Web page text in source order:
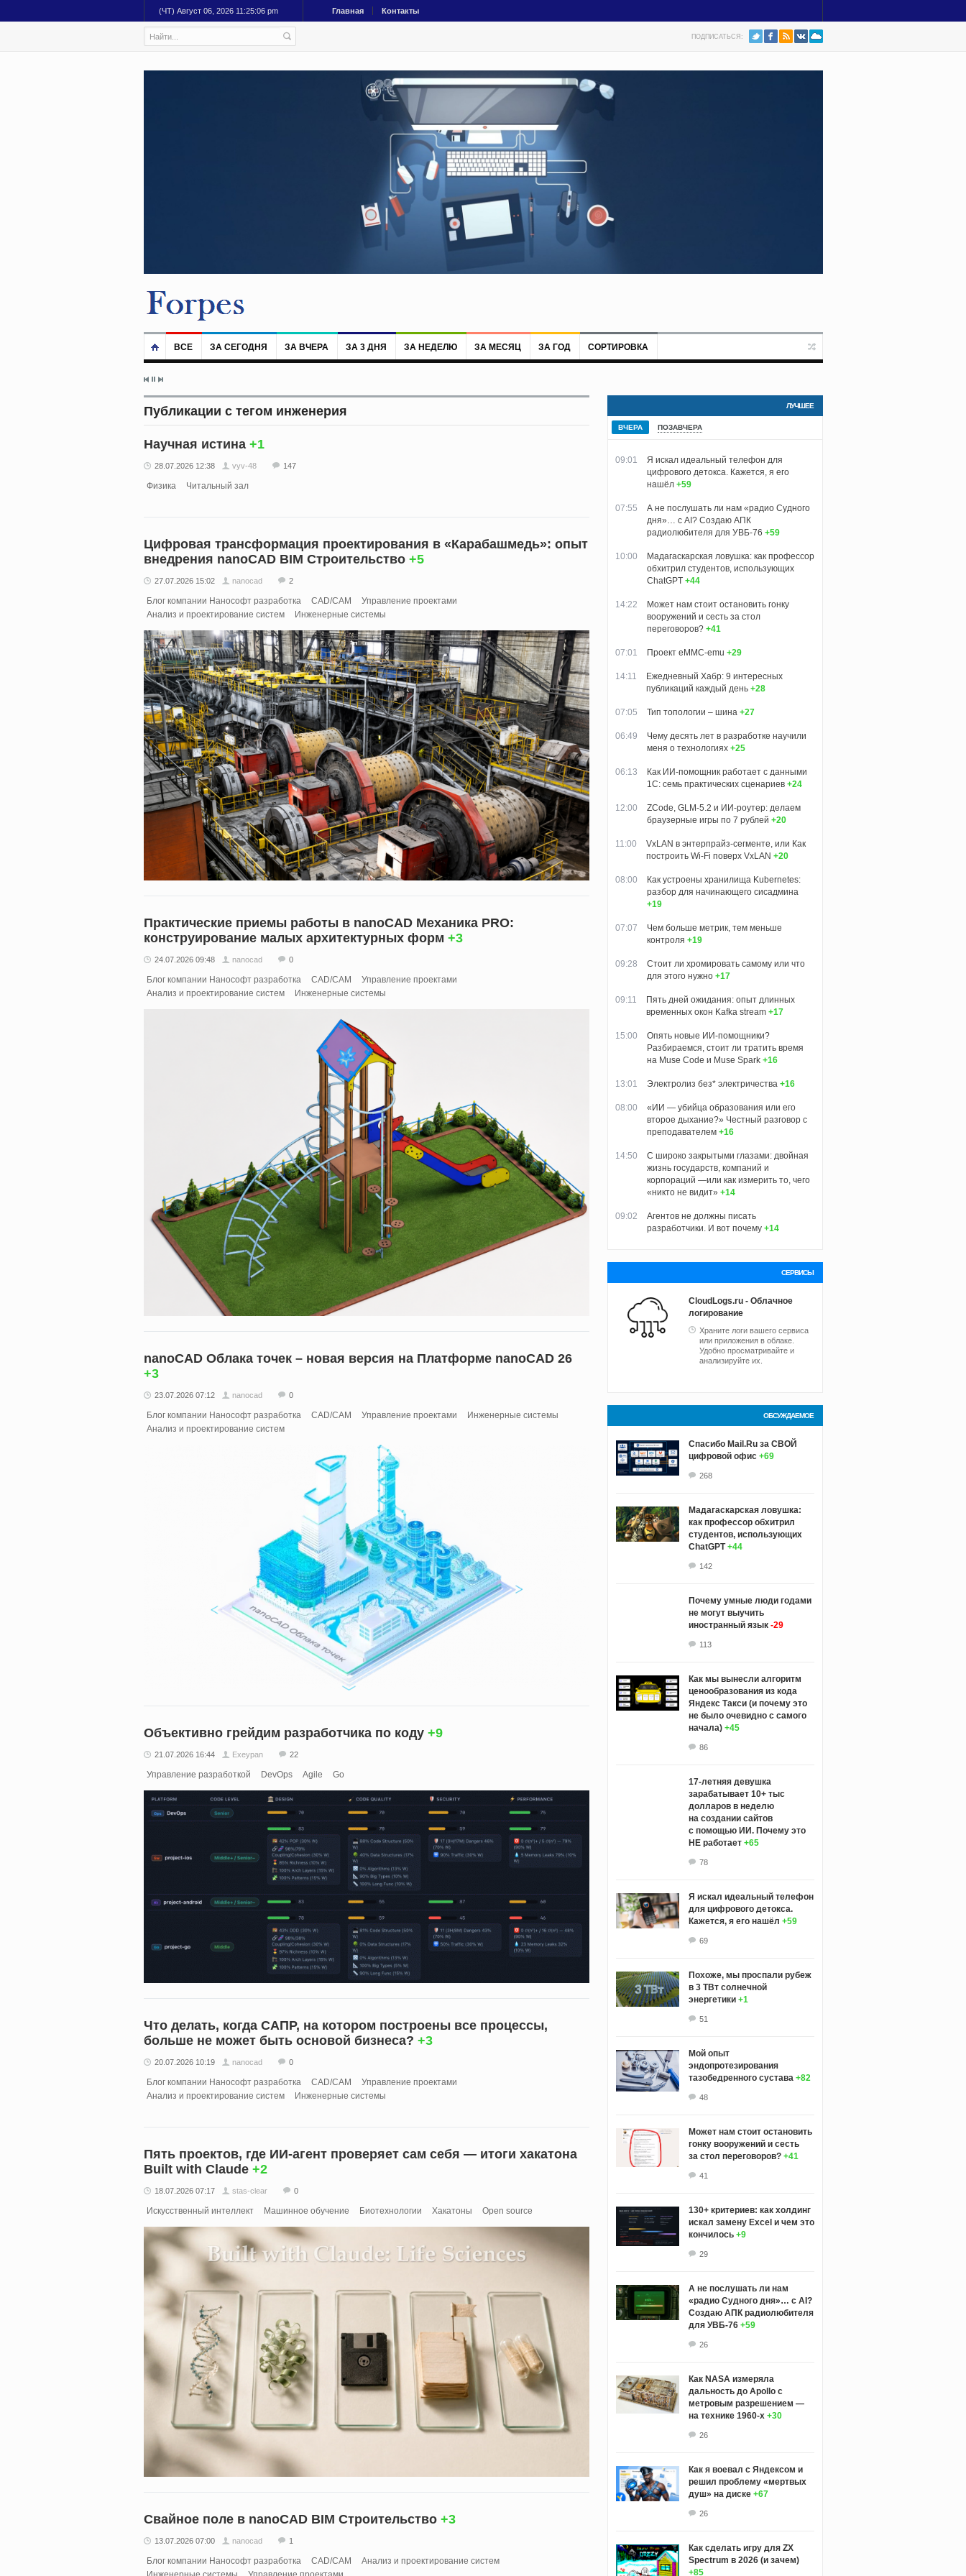
(ЧТ) Август 06, 2026 11:25:07 pm Главная Контакты
ПОДПИСАТЬСЯ:
ВСЕ ЗА СЕГОДНЯ ЗА ВЧЕРА ЗА 3 ДНЯ ЗА НЕДЕЛЮ ЗА МЕСЯЦ ЗА ГОД СОРТИРОВКА
Публикации с тегом инженерия
Научная истина +1
28.07.2026 12:38 vyv-48 147
Физика Читальный зал
Цифровая трансформация проектирования в «Карабашмедь»: опыт
внедрения nanoCAD BIM Строительство +5
27.07.2026 15:02 nanocad 2
Блог компании Нанософт разработка CAD/CAM
Управление проектами
Анализ и проектирование систем
Инженерные системы
Практические приемы работы в nanoCAD Механика PRO:
конструирование малых архитектурных форм +3
24.07.2026 09:48 nanocad 0
Блог компании Нанософт разработка CAD/CAM
Управление проектами
Анализ и проектирование систем
Инженерные системы
nanoCAD Облака точек – новая версия на Платформе nanoCAD 26
+3
23.07.2026 07:12 nanocad 0
Блог компании Нанософт разработка CAD/CAM Управление проектами
Инженерные системы
Анализ и проектирование систем
Объективно грейдим разработчика по коду +9
21.07.2026 16:44 Exeypan 22
Управление разработкой DevOps Agile Go
Что делать, когда САПР, на котором построены все процессы,
больше не может быть основой бизнеса? +3
20.07.2026 10:19 nanocad 0
Блог компании Нанософт разработка CAD/CAM
Управление проектами
Анализ и проектирование систем
Инженерные системы
Пять проектов, где ИИ-агент проверяет сам себя — итоги хакатона
Built with Claude +2
18.07.2026 07:17 stas-clear 0
Искусственный интеллект Машинное обучение Биотехнологии Хакатоны Open source
Свайное поле в nanoCAD BIM Строительство +3
13.07.2026 07:00 nanocad 1
Блог компании Нанософт разработка CAD/CAM
Анализ и проектирование систем
ЛУЧШЕЕ
ВЧЕРА ПОЗАВЧЕРА
09:01
Я искал идеальный телефон для
цифрового детокса. Кажется, я его
нашёл +59
07:55
А не послушать ли нам «радио Судного
дня»… с AI? Создаю АПК
радиолюбителя для УВБ-76 +59
10:00
Мадагаскарская ловушка: как профессор
обхитрил студентов, использующих
ChatGPT +44
14:22
Может нам стоит остановить гонку
вооружений и сесть за стол
переговоров? +41
07:01 Проект eMMC-emu +29
14:11
Ежедневный Хабр: 9 интересных
публикаций каждый день +28
07:05 Тип топологии – шина +27
06:49
Чему десять лет в разработке научили
меня о технологиях +25
06:13
Как ИИ-помощник работает с данными
1С: семь практических сценариев +24
12:00
ZCode, GLM-5.2 и ИИ-роутер: делаем
браузерные игры по 7 рублей +20
11:00
VxLAN в энтерпрайз-сегменте, или Как
построить Wi-Fi поверх VxLAN +20
08:00
Как устроены хранилища Kubernetes:
разбор для начинающего сисадмина
+19
07:07
Чем больше метрик, тем меньше
контроля +19
09:28
Стоит ли хромировать самому или что
для этого нужно +17
09:11
Пять дней ожидания: опыт длинных
временных окон Kafka stream +17
15:00
Опять новые ИИ-помощники?
Разбираемся, стоит ли тратить время
на Muse Code и Muse Spark +16
13:01 Электролиз без* электричества +16
08:00
«ИИ — убийца образования или его
второе дыхание?» Честный разговор с
преподавателем +16
14:50
С широко закрытыми глазами: двойная
жизнь государств, компаний и
корпораций —или как измерить то, чего
«никто не видит» +14
09:02
Агентов не должны писать
разработчики. И вот почему +14
СЕРВИСЫ
CloudLogs.ru - Облачное
логирование
Храните логи вашего сервиса
или приложения в облаке.
Удобно просматривайте и
анализируйте их.
ОБСУЖДАЕМОЕ
Спасибо Mail.Ru за СВОЙ
цифровой офис +69
268
Мадагаскарская ловушка:
как профессор обхитрил
студентов, использующих
ChatGPT +44
142
Почему умные люди годами
не могут выучить
иностранный язык -29
113
Как мы вынесли алгоритм
ценообразования из кода
Яндекс Такси (и почему это
не было очевидно с самого
начала) +45
86
17-летняя девушка
зарабатывает 10+ тыс
долларов в неделю
на создании сайтов
с помощью ИИ. Почему это
НЕ работает +65
78
Я искал идеальный телефон
для цифрового детокса.
Кажется, я его нашёл +59
69
Похоже, мы проспали рубеж
в 3 ТВт солнечной
энергетики +1
51
Мой опыт
эндопротезирования
тазобедренного сустава +82
48
Может нам стоит остановить
гонку вооружений и сесть
за стол переговоров? +41
41
130+ критериев: как холдинг
искал замену Excel и чем это
кончилось +9
29
А не послушать ли нам
«радио Судного дня»… с AI?
Создаю АПК радиолюбителя
для УВБ-76 +59
26
Как NASA измеряла
дальность до Apollo с
метровым разрешением —
на технике 1960-х +30
26
Как я воевал с Яндексом и
решил проблему «мертвых
душ» на диске +67
26
Как сделать игру для ZX
Spectrum в 2026 (и зачем)
+85